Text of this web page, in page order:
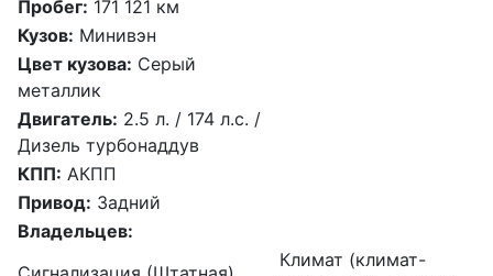
Пробег: 171 121 км
Кузов: Минивэн
Цвет кузова: Серый
металлик
Двигатель: 2.5 л. / 174 л.c. /
Дизель турбонаддув
КПП: АКПП
Привод: Задний
Владельцев:
Климат (климат-